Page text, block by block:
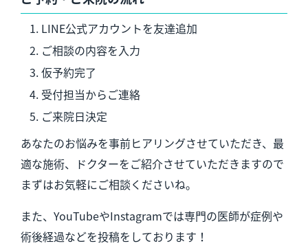
LINE公式アカウントを友達追加
ご相談の内容を入力
仮予約完了
受付担当からご連絡
ご来院日決定
あなたのお悩みを事前ヒアリングさせていただき、最
適な施術、ドクターをご紹介させていただきますので
まずはお気軽にご相談くださいね。
また、YouTubeやInstagramでは専門の医師が症例や
術後経過などを投稿をしております！